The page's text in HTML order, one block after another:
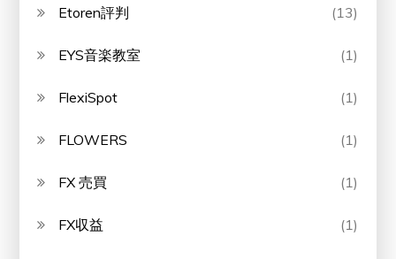
Etoren評判 (13)
EYS音楽教室 (1)
FlexiSpot (1)
FLOWERS (1)
FX 売買 (1)
FX収益 (1)